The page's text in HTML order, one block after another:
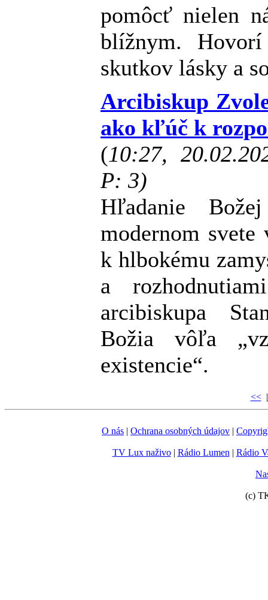
pomôcť nielen
blížnym.
skutkov lásky a
Arcibiskup
ako kľúč k
(10:27,
P: 3)
Hľadanie
modernom
k hlbokému
a
arcibiskupa
Božia vôľa
existencie“.
<<|
O nás | Ochrana osobných údajov |
TV Lux naživo| Rádio Lumen | Rádio
(c)